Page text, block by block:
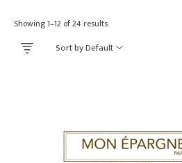
Showing 1–12 of 24 results
Sort by Default